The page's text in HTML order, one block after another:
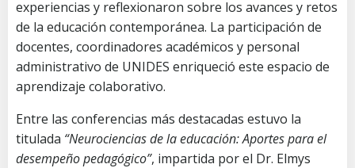
experiencias y reflexionaron sobre los avances y retos
de la educación contemporánea. La participación de
docentes, coordinadores académicos y personal
administrativo de UNIDES enriqueció este espacio de
aprendizaje colaborativo.
Entre las conferencias más destacadas estuvo la
titulada “Neurociencias de la educación: Aportes para el
desempeño pedagógico”, impartida por el Dr. Elmys